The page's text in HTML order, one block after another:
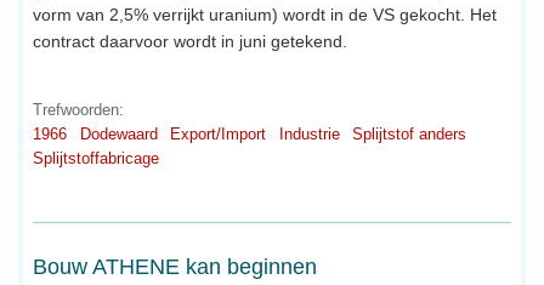
vorm van 2,5% verrijkt uranium) wordt in de VS gekocht. Het
contract daarvoor wordt in juni getekend.
Trefwoorden:
1966
Dodewaard Export/Import Industrie
Splijtstof anders
Splijtstoffabricage
Bouw ATHENE kan beginnen